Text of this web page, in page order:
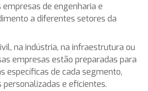
de engenharia e
a diferentes setores da
na indústria, na infraestrutura ou
empresas estão preparadas para
específicas de cada segmento,
e eficientes.